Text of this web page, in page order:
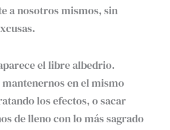
a nosotros mismos, sin
el libre albedrio.
en el mismo
los efectos, o sacar
de lleno con lo más sagrado